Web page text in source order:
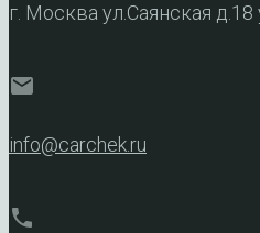
г. Москва ул.Саянская
mail
info@carchek.ru
phone